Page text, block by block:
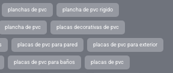
planchas de pvc plancha de pvc rigido
plancha de pvc placas decorativas de pvc
placas de pvc para pared placas de pvc para exterior
placas de pvc para baños placas de pvc